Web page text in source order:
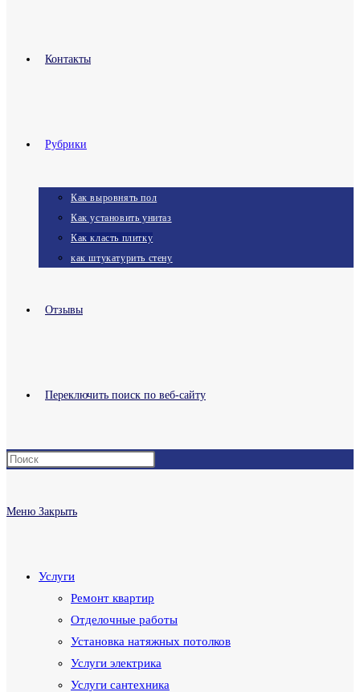
Контакты
Рубрики
Как выровнять пол
Как установить унитаз
Как класть плитку
как штукатурить стену
Отзывы
Переключить поиск по веб-сайту
Меню Закрыть
Услуги
Ремонт квартир
Отделочные работы
Установка натяжных потолков
Услуги электрика
Услуги сантехника